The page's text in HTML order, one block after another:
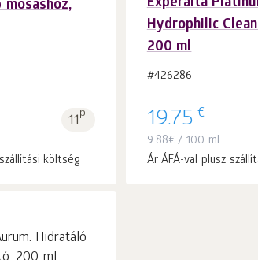
11p.
költség
Experalta
Hydrophilic
200 ml
#426286
19.75 €
9.88€/ 100 ml
Ár ÁFÁ-val plusz
Kosárba 1